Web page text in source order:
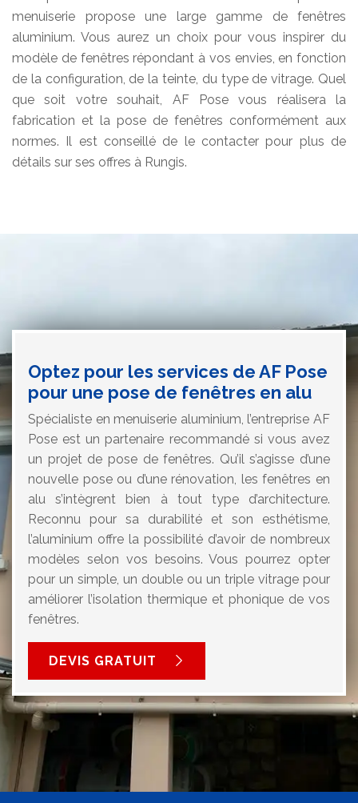
menuiserie propose une large gamme de fenêtres
aluminium. Vous aurez un choix pour vous inspirer du
modèle de fenêtres répondant à vos envies, en fonction
de la configuration, de la teinte, du type de vitrage. Quel
que soit votre souhait, AF Pose vous réalisera la
fabrication et la pose de fenêtres conformément aux
normes. Il est conseillé de le contacter pour plus de
détails sur ses offres à Rungis.
Optez pour les services de AF Pose
pour une pose de fenêtres en alu
Spécialiste en menuiserie aluminium, l’entreprise AF
Pose est un partenaire recommandé si vous avez
un projet de pose de fenêtres. Qu’il s’agisse d’une
nouvelle pose ou d’une rénovation, les fenêtres en
alu s’intègrent bien à tout type d’architecture.
Reconnu pour sa durabilité et son esthétisme,
l’aluminium offre la possibilité d’avoir de nombreux
modèles selon vos besoins. Vous pourrez opter
pour un simple, un double ou un triple vitrage pour
améliorer l’isolation thermique et phonique de vos
fenêtres.
DEVIS GRATUIT